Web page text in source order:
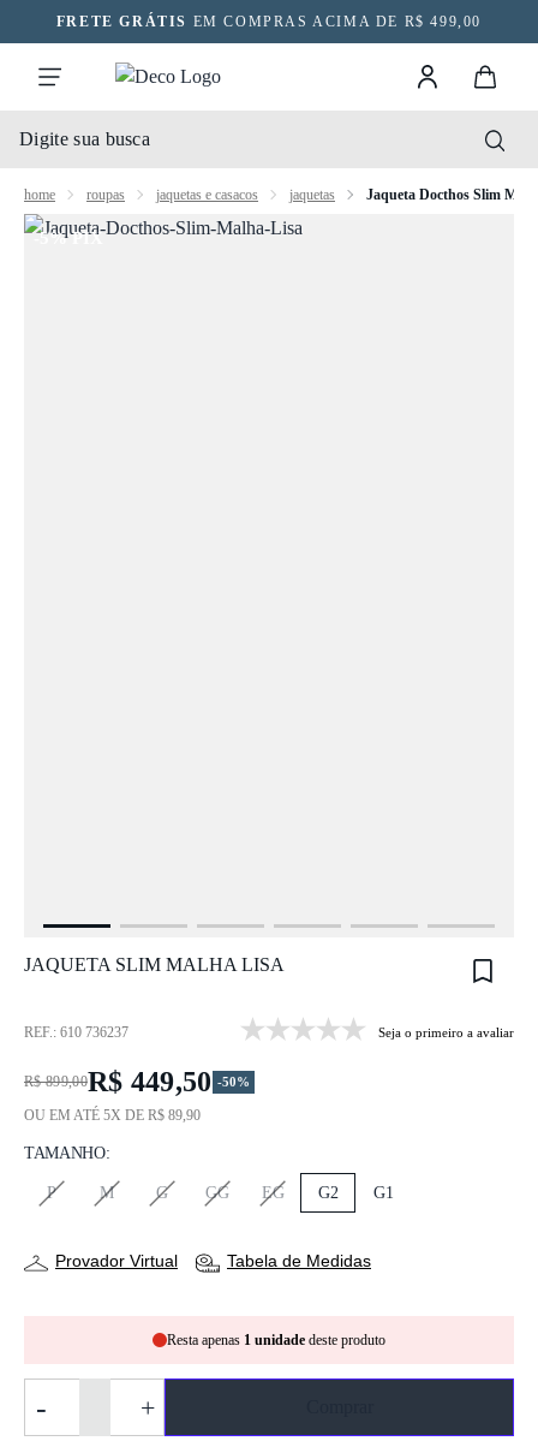
FRETE GRÁTIS EM COMPRAS ACIMA DE R$ 499,00
home roupas jaquetas e casacos jaquetas Jaqueta Docthos Slim
-5% PIX
JAQUETA SLIM MALHA LISA
REF.: 610 736237 Seja o primeiro a avaliar
R$ 899,00R$ 449,50 -50%
OU EM ATÉ 5X DE R$ 89,90
TAMANHO:
P M G GG EG G2 G1
Provador Virtual Tabela de Medidas
Resta apenas 1 unidade deste produto
- +